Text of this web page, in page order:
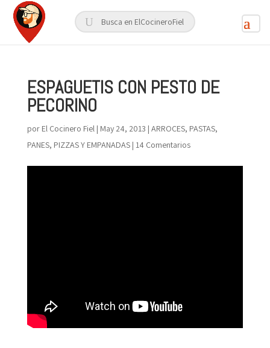
ESPAGUETIS CON PESTO DE
PECORINO
por El Cocinero Fiel| May 24, 2013 | ARROCES, PASTAS,
PANES, PIZZAS Y EMPANADAS| 14 Comentarios